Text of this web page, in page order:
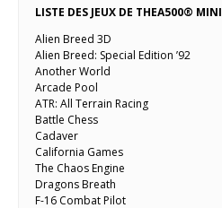
LISTE DES JEUX DE THEA500® MINI
Alien Breed 3D
Alien Breed: Special Edition ’92
Another World
Arcade Pool
ATR: All Terrain Racing
Battle Chess
Cadaver
California Games
The Chaos Engine
Dragons Breath
F-16 Combat Pilot